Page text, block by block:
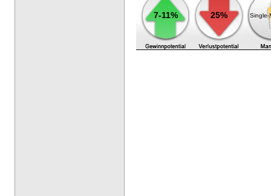
7-11% 25% Single-